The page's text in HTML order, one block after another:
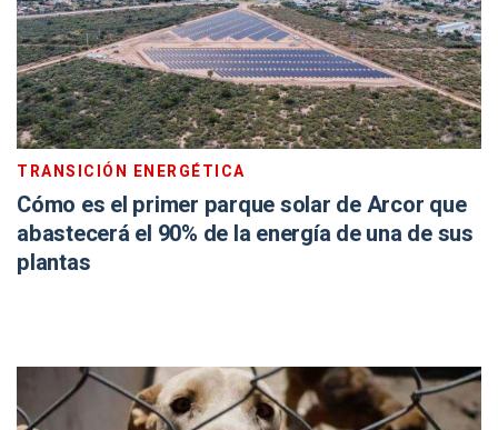
TRANSICIÓN ENERGÉTICA
Cómo es el primer parque solar de Arcor que
abastecerá el 90% de la energía de una de sus
plantas